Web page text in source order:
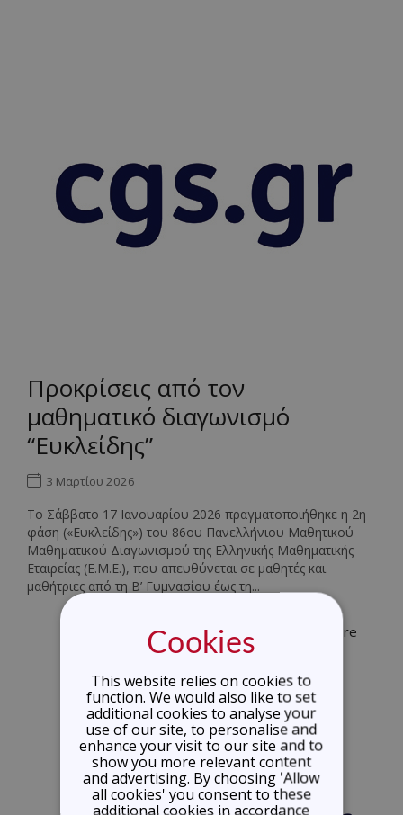
Προκρίσεις από τον
μαθηματικό διαγωνισμό
“Ευκλείδης”
3 Μαρτίου 2026
Το Σάββατο 17 Ιανουαρίου 2026 πραγματοποιήθηκε η 2η
φάση («Ευκλείδης») του 86ου Πανελλήνιου Μαθητικού
Μαθηματικού Διαγωνισμού της Ελληνικής Μαθηματικής
Εταιρείας (Ε.Μ.Ε.), που απευθύνεται σε μαθητές και
μαθήτριες από τη Β’ Γυμνασίου έως τη...
Read More
Cookies
This website relies on cookies to
function. We would also like to set
additional cookies to analyse your
use of our site, to personalise and
enhance your visit to our site and to
show you more relevant content
and advertising. By choosing 'Allow
all cookies' you consent to these
additional cookies in accordance